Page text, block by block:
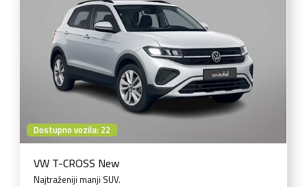
Dostupno vozila: 22
VW T-CROSS New
Najtraženiji manji SUV.